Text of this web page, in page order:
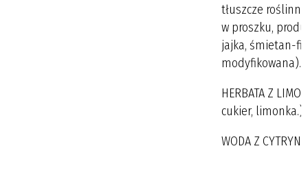
tłuszcze
w proszku,
jajka, śmietan-
modyfikowana).
HERBATA Z
cukier, limonka.)
WODA Z